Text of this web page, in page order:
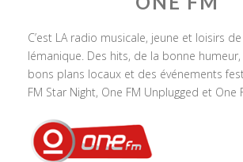
C’est LA radio musicale, jeune et loisirs
lémanique. Des hits, de la bonne
bons plans locaux et des événements
FM Star Night, One FM Unplugged et One